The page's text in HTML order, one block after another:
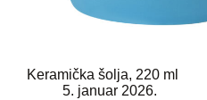
Keramička šolja, 220 ml
5. januar 2026.